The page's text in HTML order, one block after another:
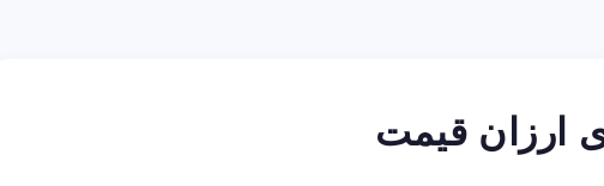
ارزان قیمت